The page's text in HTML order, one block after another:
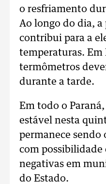
o resfriamento
Ao longo do dia, a
contribui para a
temperaturas. Em
termômetros
durante a tarde.
Em todo o
estável nesta
permanece sendo
com possibilidade
negativas em
do Estado.